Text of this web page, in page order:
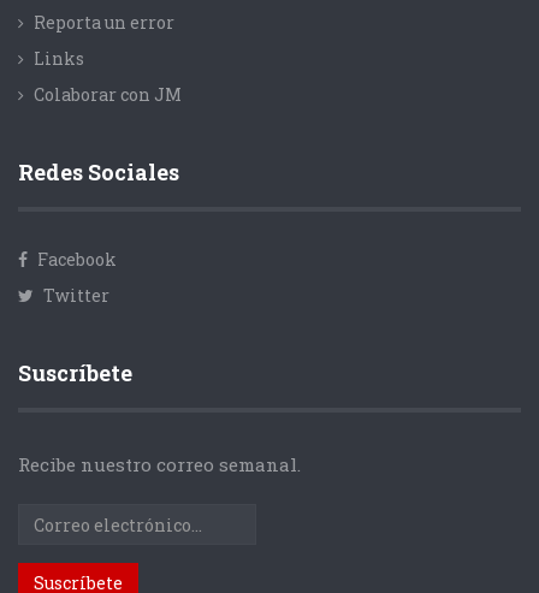
Reporta un error
Links
Colaborar con JM
Redes Sociales
Facebook
Twitter
Suscríbete
Recibe nuestro correo semanal.